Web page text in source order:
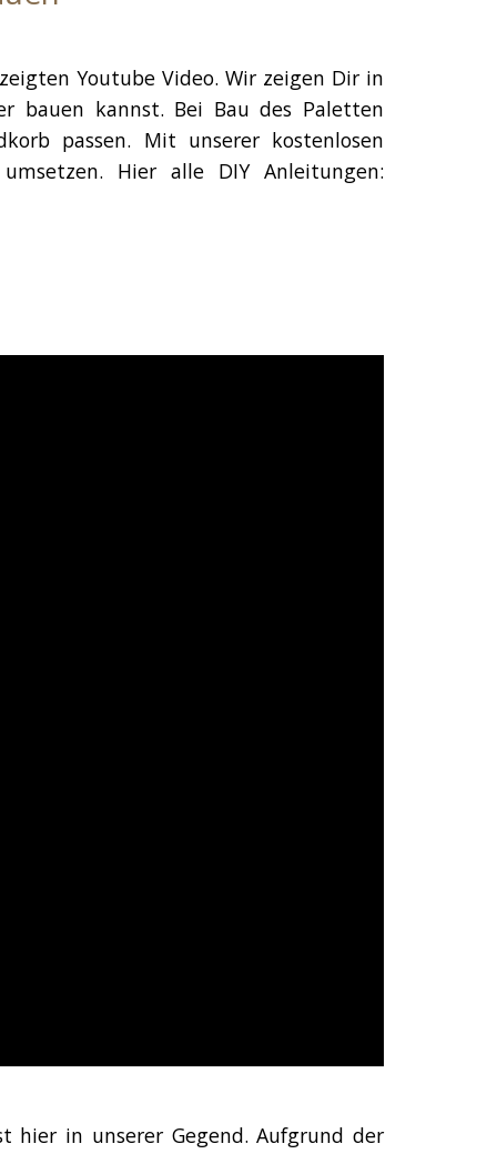
Youtube Video. Wir zeigen Dir in
bauen kannst. Bei Bau des Paletten
passen. Mit unserer kostenlosen
Hier alle DIY Anleitungen:
hier in unserer Gegend. Aufgrund der